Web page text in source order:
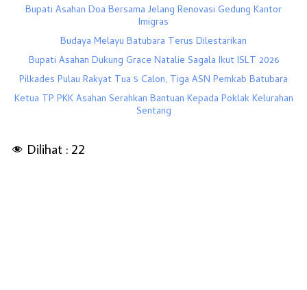
Bupati Asahan Doa Bersama Jelang Renovasi Gedung Kantor
Imigras
Budaya Melayu Batubara Terus Dilestarikan
Bupati Asahan Dukung Grace Natalie Sagala Ikut ISLT 2026
Pilkades Pulau Rakyat Tua 5 Calon, Tiga ASN Pemkab Batubara
Ketua TP PKK Asahan Serahkan Bantuan Kepada Poklak Kelurahan
Sentang
Dilihat : 22